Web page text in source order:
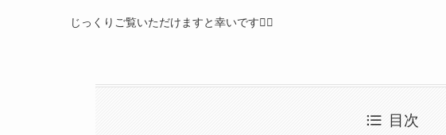
じっくりご覧いただけますと幸いです🙇‍♀️
目次